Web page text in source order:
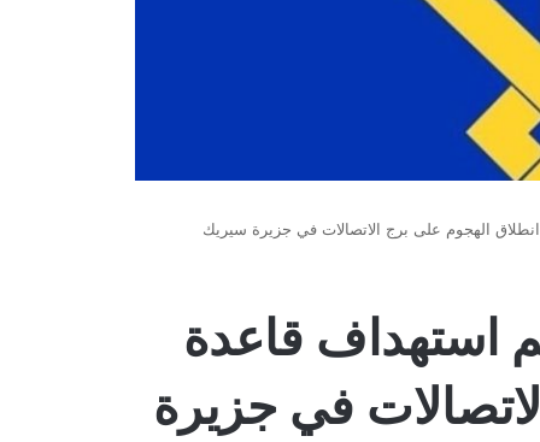
الهجوم على برج الاتصالات في جزيرة سيريك
استهداف قاعدة
في جزيرة